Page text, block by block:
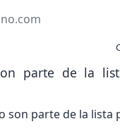
son parte de la